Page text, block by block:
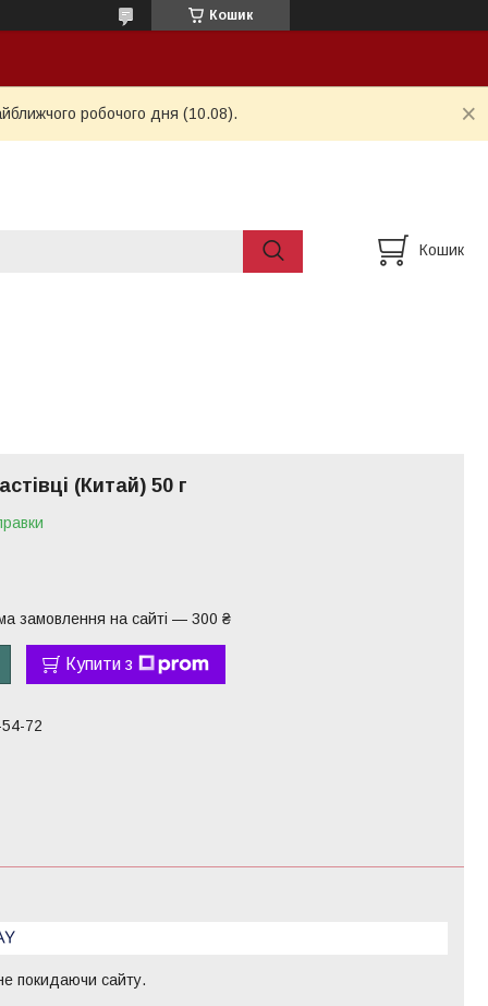
Кошик
робочого дня (10.08).
Кошик
(Китай) 50 г
замовлення на сайті — 300 ₴
Купити з
72
покидаючи сайту.